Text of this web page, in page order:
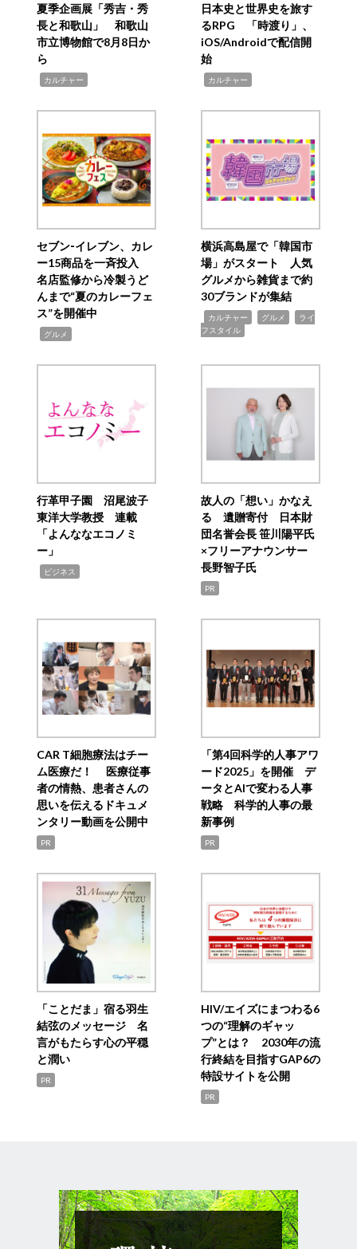
夏季企画展「秀吉・秀
長と和歌山」 和歌山
市立博物館で8月8日か
ら
カルチャー
日本史と世界史を旅す
るRPG 「時渡り」、
iOS/Androidで配信開
始
カルチャー
セブン‐イレブン、カレ
ー15商品を一斉投入
名店監修から冷製うど
んまで“夏のカレーフェ
ス”を開催中
グルメ
横浜高島屋で「韓国市
場」がスタート 人気
グルメから雑貨まで約
30ブランドが集結
カルチャー グルメ
ライ
フスタイル
行革甲子園 沼尾波子
東洋大学教授 連載
「よんななエコノミ
ー」
ビジネス
故人の「想い」かなえ
る 遺贈寄付 日本財
団名誉会長 笹川陽平氏
×フリーアナウンサー
長野智子氏
PR
CAR T細胞療法はチー
ム医療だ！ 医療従事
者の情熱、患者さんの
思いを伝えるドキュメ
ンタリー動画を公開中
PR
「第4回科学的人事アワ
ード2025」を開催 デ
ータとAIで変わる人事
戦略 科学的人事の最
新事例
PR
「ことだま」宿る羽生
結弦のメッセージ 名
言がもたらす心の平穏
と潤い
PR
HIV/エイズにまつわる6
つの“理解のギャッ
プ”とは？ 2030年の流
行終結を目指すGAP6の
特設サイトを公開
PR